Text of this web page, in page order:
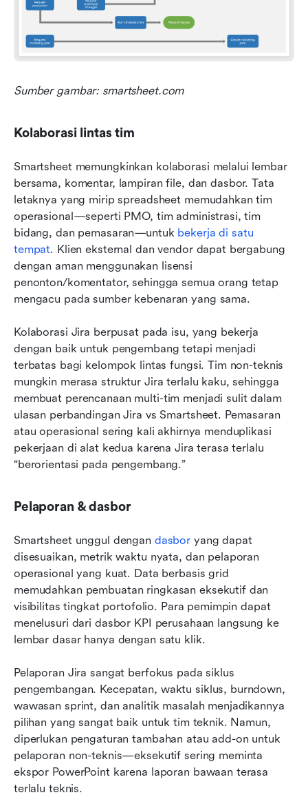
Sumber gambar: smartsheet.com
Kolaborasi lintas tim
Smartsheet memungkinkan kolaborasi melalui lembar
bersama, komentar, lampiran file, dan dasbor. Tata
letaknya yang mirip spreadsheet memudahkan tim
operasional—seperti PMO, tim administrasi, tim
bidang, dan pemasaran—untuk bekerja di satu
tempat. Klien eksternal dan vendor dapat bergabung
dengan aman menggunakan lisensi
penonton/komentator, sehingga semua orang tetap
mengacu pada sumber kebenaran yang sama.
Kolaborasi Jira berpusat pada isu, yang bekerja
dengan baik untuk pengembang tetapi menjadi
terbatas bagi kelompok lintas fungsi. Tim non-teknis
mungkin merasa struktur Jira terlalu kaku, sehingga
membuat perencanaan multi-tim menjadi sulit dalam
ulasan perbandingan Jira vs Smartsheet. Pemasaran
atau operasional sering kali akhirnya menduplikasi
pekerjaan di alat kedua karena Jira terasa terlalu
“berorientasi pada pengembang.”
Pelaporan & dasbor
Smartsheet unggul dengan dasbor yang dapat
disesuaikan, metrik waktu nyata, dan pelaporan
operasional yang kuat. Data berbasis grid
memudahkan pembuatan ringkasan eksekutif dan
visibilitas tingkat portofolio. Para pemimpin dapat
menelusuri dari dasbor KPI perusahaan langsung ke
lembar dasar hanya dengan satu klik.
Pelaporan Jira sangat berfokus pada siklus
pengembangan. Kecepatan, waktu siklus, burndown,
wawasan sprint, dan analitik masalah menjadikannya
pilihan yang sangat baik untuk tim teknik. Namun,
diperlukan pengaturan tambahan atau add-on untuk
pelaporan non-teknis—eksekutif sering meminta
ekspor PowerPoint karena laporan bawaan terasa
terlalu teknis.